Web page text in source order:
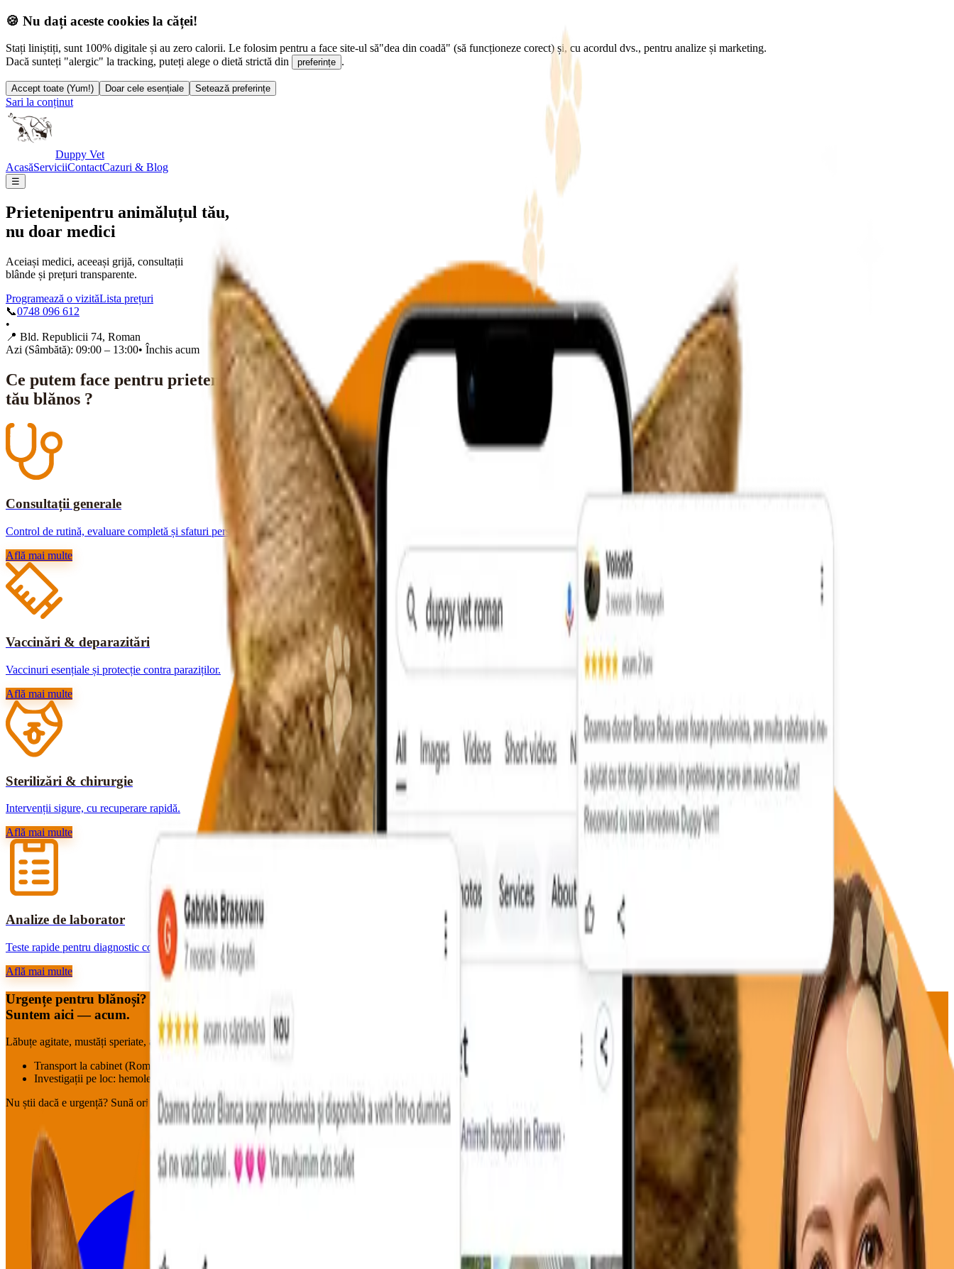
🍪 Nu dați aceste cookies la căței!
Stați liniștiți, sunt 100% digitale și au zero calorii. Le folosim pentru a face site-ul să"dea din coadă" (să funcționeze corect) și, cu acordul dvs., pentru analize și marketing.
Dacă sunteți "alergic" la tracking, puteți alege o dietă strictă din
preferințe .
Accept toate (Yum!) Doar cele esențiale Setează preferințe
Sari la conținut
Duppy Vet
AcasăServiciiContactCazuri & Blog
☰
Prietenipentru animăluțul tău,
nu doar medici
Aceiași medici, aceeași grijă, consultații
blânde și prețuri transparente.
Programează o vizităLista prețuri
📞0748 096 612
•
📍 Bld. Republicii 74, Roman
Azi (Sâmbătă): 09:00 – 13:00• Închis acum
Ce putem face pentru prietenul
tău blănos ?
Consultații generale
Control de rutină, evaluare completă și sfaturi personalizate.
Află mai multe
Vaccinări & deparazitări
Vaccinuri esențiale și protecție contra paraziților.
Află mai multe
Sterilizări & chirurgie
Intervenții sigure, cu recuperare rapidă.
Află mai multe
Analize de laborator
Teste rapide pentru diagnostic corect.
Află mai multe
Urgențe pentru blănoși?
Suntem aici — acum.
Lăbuțe agitate, mustăți speriate, aripioare neliniștite : pornim imediat.
Transport la cabinet (Roman & împrejurimi, în funcție de disponibilitate)
Investigații pe loc: hemoleucogramă, biochimie, EKG, marker cardiac, tensiune
Nu știi dacă e urgență? Sună oricum.